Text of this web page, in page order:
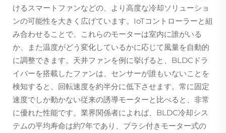
けるスマートファンなどの、より高度な冷却ソリューショ
ンの可能性を大きく広げています。IoTコントローラーと組
み合わせることで、これらのモーターは室内に誰がいる
か、また温度がどう変化しているかに応じて風量を自動的
に調整できます。天井ファンを例に挙げると、BLDCドラ
イバーを搭載したファンは、センサーが誰もいないことを
検知すると、回転速度を約半分に低下させます。常に固定
速度でしか動かない従来の誘導モーターと比べると、非常
に優れた性能です。業界関係者によれば、BLDC冷却シス
テムの平均寿命は約7年であり、ブラシ付きモーター式の